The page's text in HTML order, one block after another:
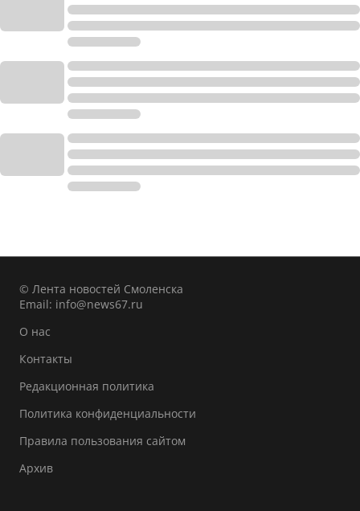
© Лента новостей Смоленска
Email: info@news67.ru
О нас
Контакты
Редакционная политика
Политика конфиденциальности
Правила пользования сайтом
Архив